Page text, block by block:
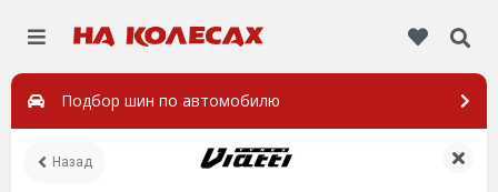
Подбор шин по автомобилю
Назад